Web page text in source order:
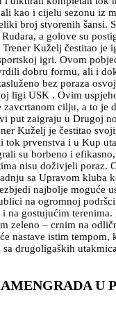
kao i cijelu sezonu iz
broj stvorenih šansi.
Rudara, a golove su
Kuželj čestitao je
igri. Ovom
dobru formu, ali i
bez poraza
ligi USK . Ovim
cilju, a to je
put zaigraju u Drugoj
Kuželj je čestitao
tok prvenstva i u Kup
su borbeno i
nisu doživjeli poraz.
sa Upravom kluba
najbolje moguće
na ogromnoj
na gostujućim
zeleno – crnim na
nastave istim tempom,
sa drugoligaških
U